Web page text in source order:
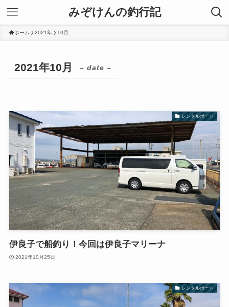
みぞけんの釣行記
ホーム 2021年 10月
2021年10月 – date –
レンタルボート
伊良子で船釣り！今回は伊良子マリーナ
2021年10月25日
レンタルボート